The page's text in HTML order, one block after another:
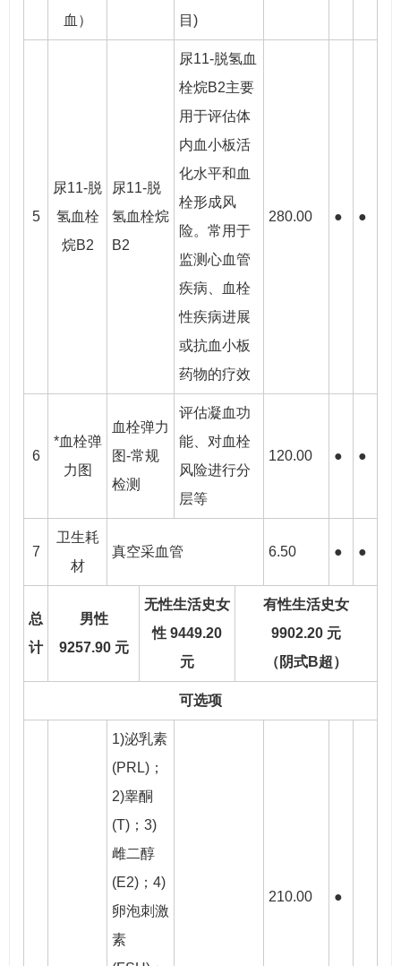
血）
目)
5
尿11-脱
氢血栓
烷B2
尿11-脱
氢血栓烷
B2
尿11-脱氢血
栓烷B2主要
用于评估体
内血小板活
化水平和血
栓形成风
险。常用于
监测心血管
疾病、血栓
性疾病进展
或抗血小板
药物的疗效
280.00 ● ●
6
*血栓弹
力图
血栓弹力
图-常规
检测
评估凝血功
能、对血栓
风险进行分
层等
120.00 ● ●
7
卫生耗
材
真空采血管 6.50 ● ●
总
计
男性
9257.90 元
无性生活史女
性 9449.20
元
有性生活史女
9902.20 元
（阴式B超）
可选项
1)泌乳素
(PRL)；
2)睾酮
(T)；3)
雌二醇
(E2)；4)
卵泡刺激
素
210.00 ●